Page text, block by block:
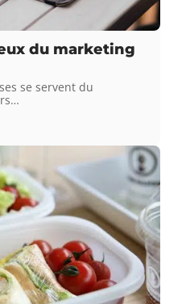
du marketing
se servent du
…